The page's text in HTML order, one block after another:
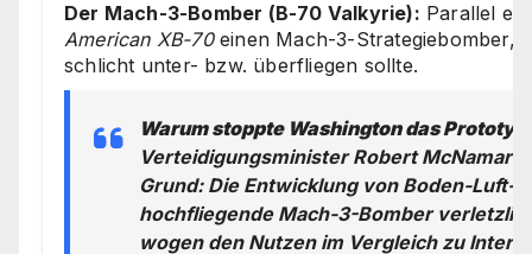
Der Mach-3-Bomber (B-70 Valkyrie): Parallel
American XB-70einen Mach-3-Strategiebomber,
schlicht unter- bzw. überfliegen sollte.
Warum stoppte Washington das
Verteidigungsminister Robert McNamara
Grund: Die Entwicklung von Boden-Luft-
hochfliegende Mach-3-Bomber
wogen den Nutzen im Vergleich zu